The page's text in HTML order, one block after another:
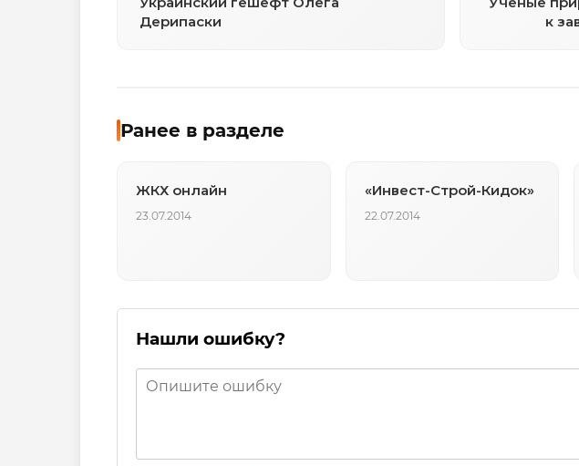
Дерипаски
к
Ранее в разделе
ЖКХ онлайн
23.07.2014
«Инвест-Строй-Кидок»
22.07.2014
Нашли ошибку?